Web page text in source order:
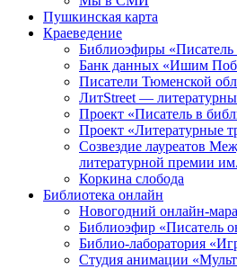
Пушкинская карта
Краеведение
Библиоэфиры «Писатель
Банк данных «Ишим
Писатели Тюменской
ЛитStreet —
Проект «Писатель в
Проект «Литературные
Созвездие лауреатов
литературной премии
Коркина слобода
Библиотека онлайн
Новогодний онлайн-
Библиоэфир «Писатель
Библио-лаборатория
Студия анимации